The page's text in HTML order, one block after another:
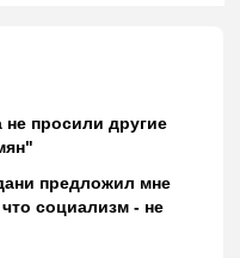
просили другие
предложил мне
социализм - не